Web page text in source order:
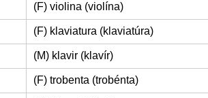
(F) violina (violína)
(F) klaviatura (klaviatúra)
(M) klavir (klavír)
(F) trobenta (trobénta)